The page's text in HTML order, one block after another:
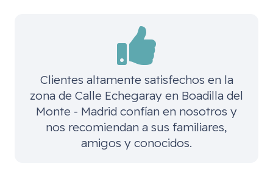
Clientes altamente satisfechos en la
zona de Calle Echegaray en Boadilla del
Monte - Madrid confían en nosotros y
nos recomiendan a sus familiares,
amigos y conocidos.